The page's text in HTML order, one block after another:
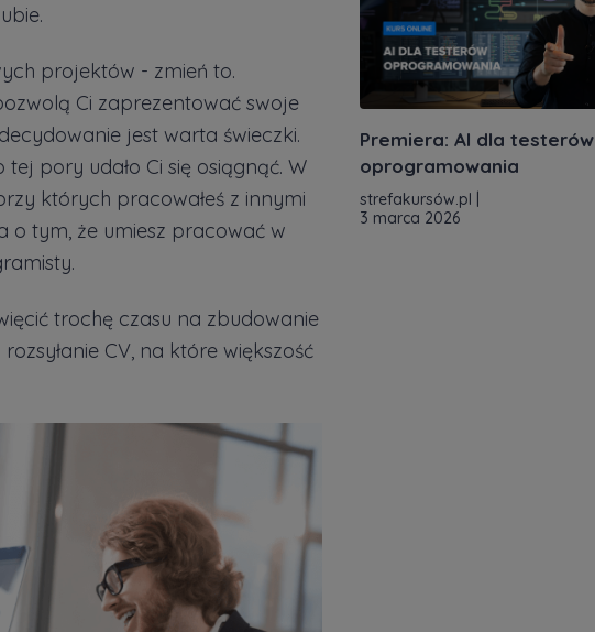
projektów - zmień to.
Ci zaprezentować swoje
jest warta świeczki.
pory udało Ci się osiągnąć. W
których pracowałeś z innymi
o tym, że umiesz pracować w
trochę czasu na zbudowanie
CV, na które większość
Premiera: AI dla testerów
oprogramowania
strefakursów.pl
3 marca 2026